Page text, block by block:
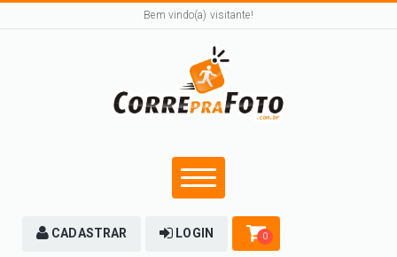
Bem vindo(a) visitante!
CADASTRAR LOGIN 0